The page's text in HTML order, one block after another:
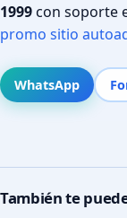
1999con soporte
promo sitio
WhatsApp
También te